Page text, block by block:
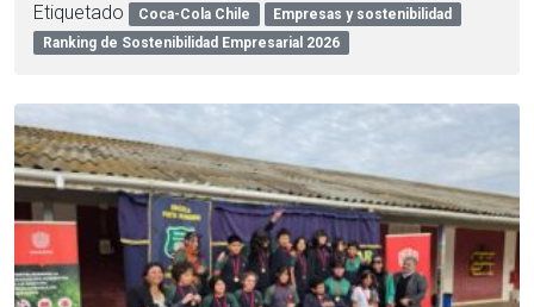
Etiquetado Coca-Cola Chile
Empresas y sostenibilidad
Ranking de Sostenibilidad Empresarial 2026